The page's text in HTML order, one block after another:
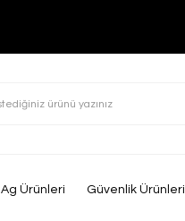
Ag Ürünleri Güvenlik Ürünleri